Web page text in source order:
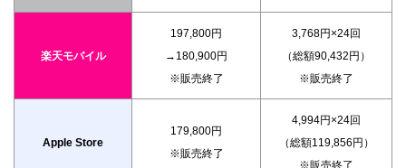
楽天モバイル
197,800円
→180,900円
※販売終了
3,768円×24回
（総額90,432円）
※販売終了
Apple Store
179,800円
※販売終了
4,994円×24回
（総額119,856円）